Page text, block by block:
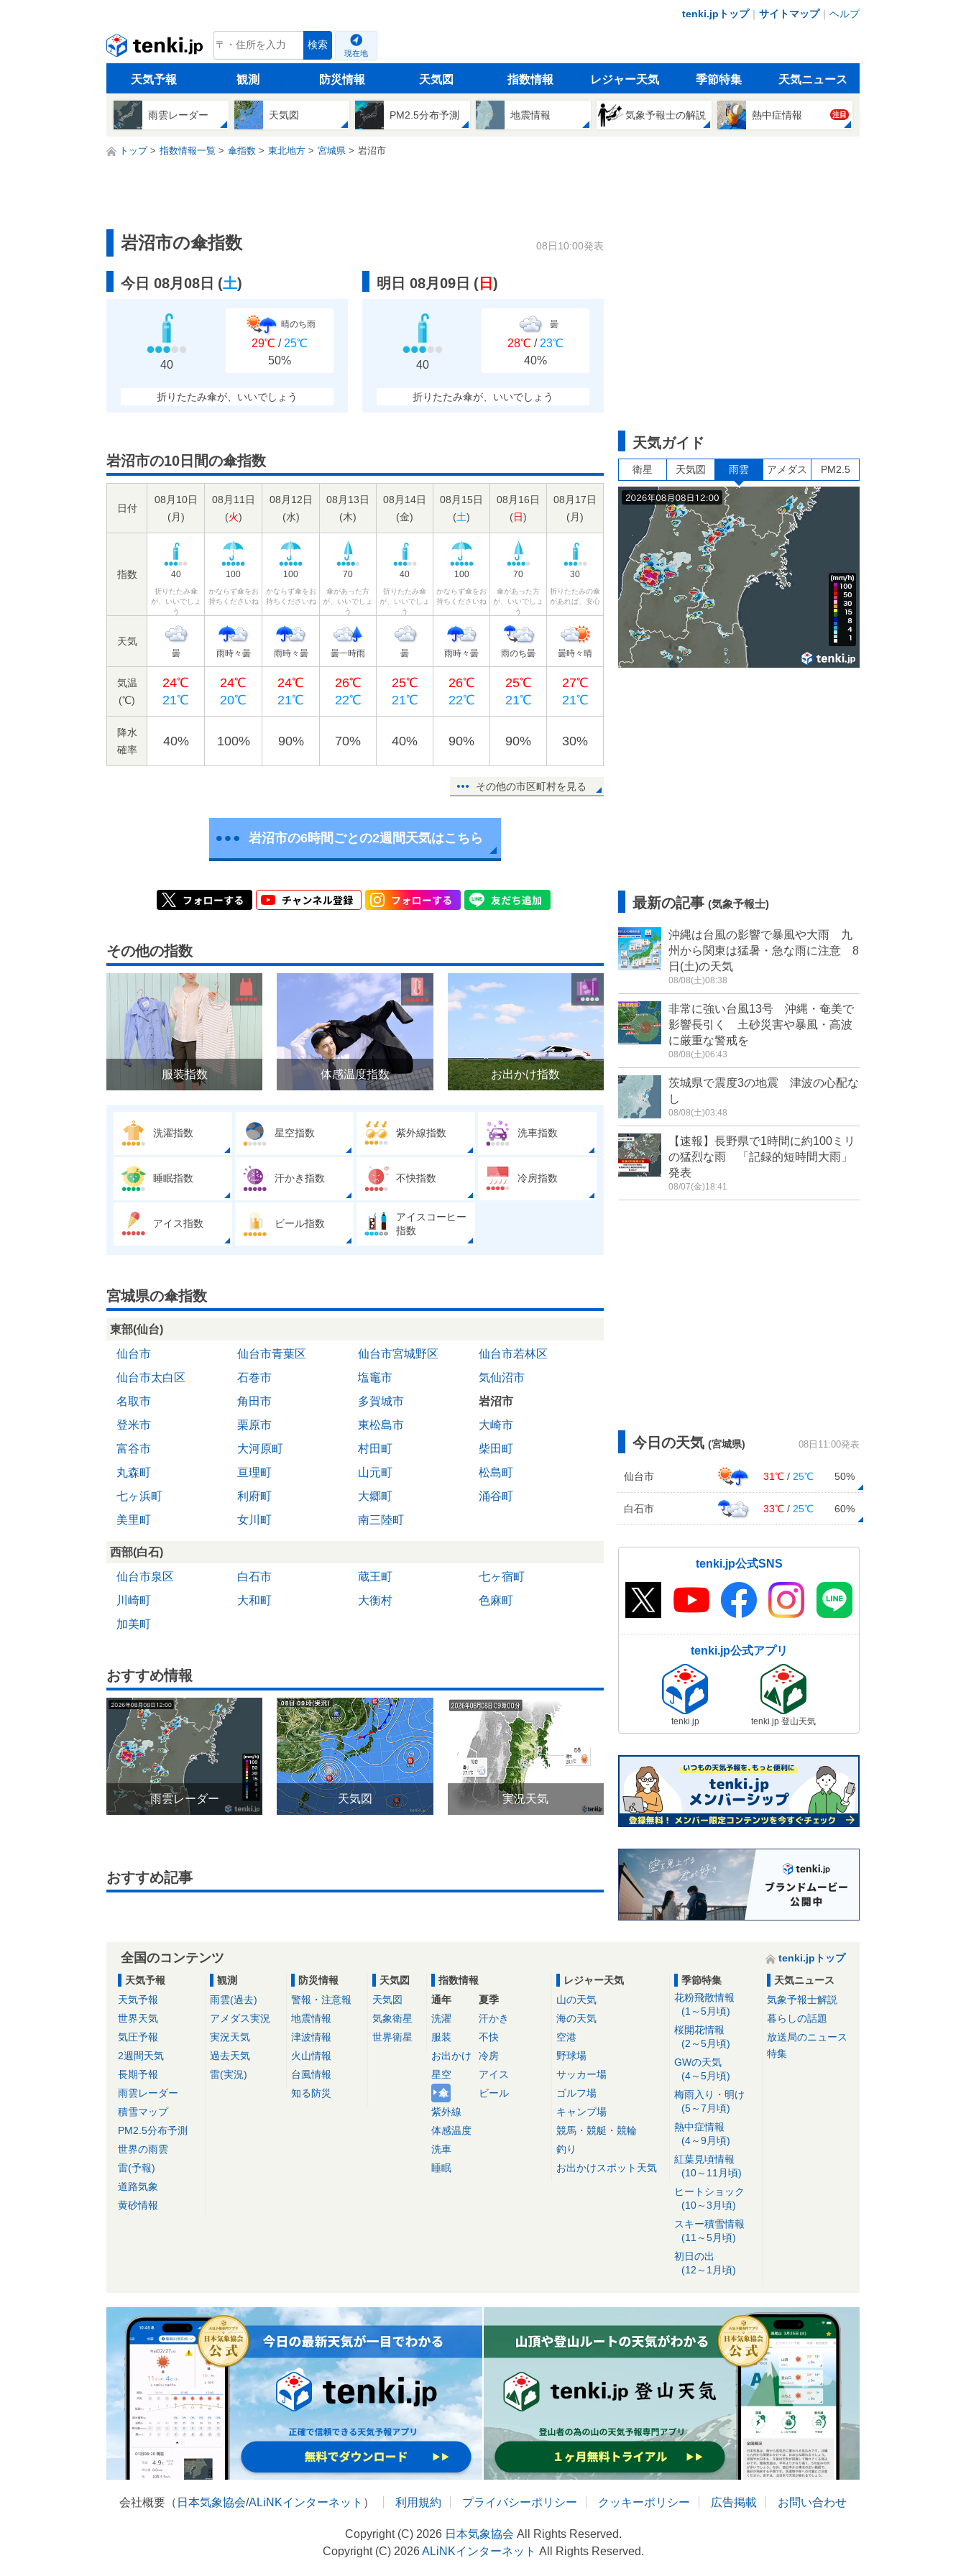
tenki.jpトップ｜ サイトマップ｜ ヘルプ
tenki.jp 検索
現在地
天気予報 観測 防災情報 天気図 指数情報 レジャー天気 季節特集 天気ニュース
雨雲レーダー 天気図 PM2.5分布予測 地震情報 気象予報士の解説 熱中症情報 注目
トップ 指数情報一覧 傘指数 東北地方 宮城県 岩沼市
岩沼市の傘指数 08日10:00発表
今日 08月08日 (土)
40
晴のち雨
29℃ / 25℃
50%
折りたたみ傘が、いいでしょう
明日 08月09日 ( 日 )
40
曇
28℃ / 23℃
40%
折りたたみ傘が、いいでしょう
岩沼市の10日間の傘指数
日付
08月10日
(月)
08月11日
(火)
08月12日
(水)
08月13日
(木)
08月14日
(金)
08月15日
(土)
08月16日
(日)
08月17日
(月)
指数 40
折りたたみ傘
が、いいでしょ
う
100
かならず傘をお
持ちくださいね
100
かならず傘をお
持ちくださいね
70
傘があった方
が、いいでしょ
う
40
折りたたみ傘
が、いいでしょ
う
100
かならず傘をお
持ちくださいね
70
傘があった方
が、いいでしょ
う
30
折りたたみの傘
があれば、安心
天気
曇 雨時々曇 雨時々曇 曇一時雨 曇 雨時々曇 雨のち曇 曇時々晴
気温
(℃)
24℃
21℃
24℃
20℃
24℃
21℃
26℃
22℃
25℃
21℃
26℃
22℃
25℃
21℃
27℃
21℃
降水
確率
40% 100% 90% 70% 40% 90% 90% 30%
その他の市区町村を見る
岩沼市の6時間ごとの2週間天気はこちら
その他の指数
服装指数 体感温度指数 お出かけ指数
洗濯指数 星空指数 紫外線指数 洗車指数
睡眠指数 汗かき指数 不快指数 冷房指数
アイス指数 ビール指数
アイスコーヒー
指数
宮城県の傘指数
東部(仙台)
仙台市
仙台市青葉区 仙台市宮城野区
仙台市若林区
仙台市太白区
石巻市 塩竈市
気仙沼市
名取市
角田市 多賀城市
岩沼市
登米市
栗原市 東松島市
大崎市
富谷市
大河原町 村田町
柴田町
丸森町
亘理町 山元町
松島町
七ヶ浜町
利府町 大郷町
涌谷町
美里町
女川町 南三陸町
西部(白石)
仙台市泉区
白石市 蔵王町
七ヶ宿町
川崎町
大和町 大衡村
色麻町
加美町
おすすめ情報
雨雲レーダー 天気図 実況天気
おすすめ記事
天気ガイド
衛星 天気図 雨雲 アメダス PM2.5
最新の記事 (気象予報士)
沖縄は台風の影響で暴風や大雨 九
州から関東は猛暑・急な雨に注意 8
日(土)の天気
08/08(土)08:38
非常に強い台風13号 沖縄・奄美で
影響長引く 土砂災害や暴風・高波
に厳重な警戒を
08/08(土)06:43
茨城県で震度3の地震 津波の心配な
し
08/08(土)03:48
【速報】長野県で1時間に約100ミリ
の猛烈な雨 「記録的短時間大雨」
発表
08/07(金)18:41
今日の天気 (宮城県) 08日11:00発表
仙台市 31℃ / 25℃ 50%
白石市 33℃ / 25℃ 60%
tenki.jp公式SNS
tenki.jp公式アプリ
tenki.jp tenki.jp 登山天気
全国のコンテンツ
tenki.jpトップ
天気予報
天気予報
世界天気
気圧予報
2週間天気
長期予報
雨雲レーダー
積雪マップ
PM2.5分布予測
世界の雨雲
雷(予報)
道路気象
黄砂情報
観測
雨雲(過去)
アメダス実況
実況天気
過去天気
雷(実況)
防災情報
警報・注意報
地震情報
津波情報
火山情報
台風情報
知る防災
天気図
天気図
気象衛星
世界衛星
指数情報
通年
洗濯
服装
お出かけ
星空
傘
紫外線
体感温度
洗車
睡眠
夏季
汗かき
不快
冷房
アイス
ビール
レジャー天気
山の天気
海の天気
空港
野球場
サッカー場
ゴルフ場
キャンプ場
競馬・競艇・競輪
釣り
お出かけスポット天気
季節特集
花粉飛散情報
(1～5月頃)
桜開花情報
(2～5月頃)
GWの天気
(4～5月頃)
梅雨入り・明け
(5～7月頃)
熱中症情報
(4～9月頃)
紅葉見頃情報
(10～11月頃)
ヒートショック
(10～3月頃)
スキー積雪情報
(11～5月頃)
初日の出
(12～1月頃)
天気ニュース
気象予報士解説
暮らしの話題
放送局のニュース
特集
会社概要（ 日本気象協会/ALiNKインターネット ） 利用規約 プライバシーポリシー クッキーポリシー 広告掲載 お問い合わせ
Copyright (C) 2026 日本気象協会 All Rights Reserved.
Copyright (C) 2026ALiNKインターネット All Rights Reserved.